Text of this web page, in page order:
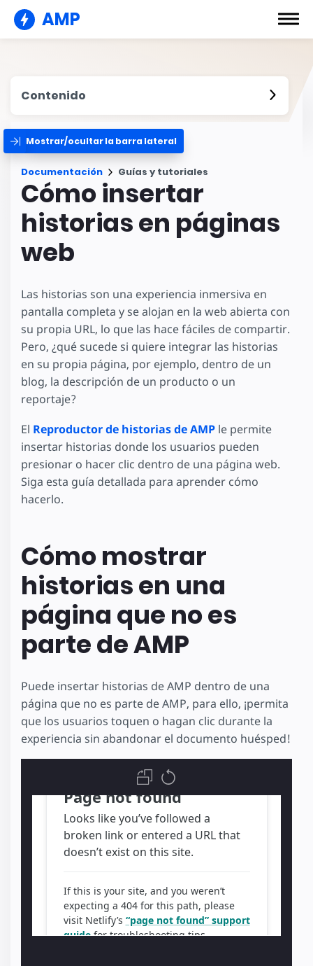
AMP
Contenido
Mostrar/ocultar la barra lateral
Documentación Guías y tutoriales
Cómo insertar
historias en páginas
web
Las historias son una experiencia inmersiva en
pantalla completa y se alojan en la web abierta con
su propia URL, lo que las hace fáciles de compartir.
Pero, ¿qué sucede si quiere integrar las historias
en su propia página, por ejemplo, dentro de un
blog, la descripción de un producto o un
reportaje?
El Reproductor de historias de AMP le permite
insertar historias donde los usuarios pueden
presionar o hacer clic dentro de una página web.
Siga esta guía detallada para aprender cómo
hacerlo.
Cómo mostrar
historias en una
página que no es
parte de AMP
Puede insertar historias de AMP dentro de una
página que no es parte de AMP, para ello, ¡permita
que los usuarios toquen o hagan clic durante la
experiencia sin abandonar el documento huésped!